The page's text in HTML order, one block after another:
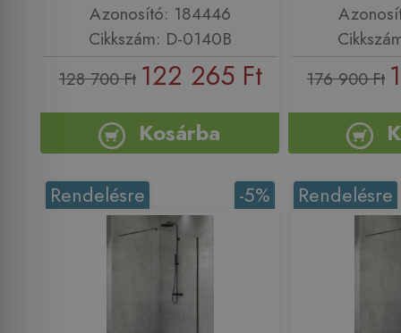
Azonosító: 184446
Cikkszám: D-0140B
128 700 Ft 122 265 Ft
Kosárba
176 900 Ft
-5%
Rendelésre Rendelésre